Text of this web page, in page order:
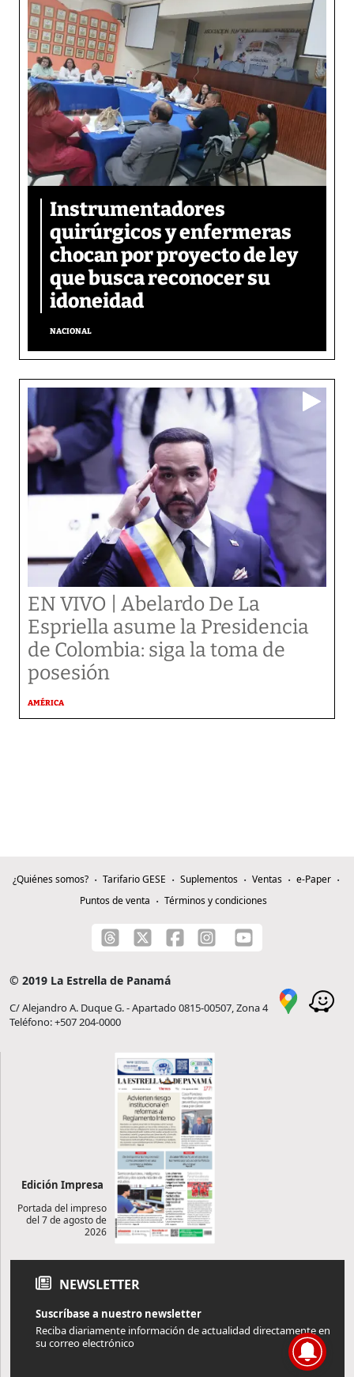
Instrumentadores
quirúrgicos y enfermeras
chocan por proyecto de ley
que busca reconocer su
idoneidad
NACIONAL
EN VIVO | Abelardo De La
Espriella asume la Presidencia
de Colombia: siga la toma de
posesión
AMÉRICA
¿Quiénes somos? Tarifario GESE Suplementos Ventas
e-Paper
Puntos de venta
Términos y condiciones
© 2019 La Estrella de Panamá
C/ Alejandro A. Duque G. - Apartado 0815-00507, Zona 4
Teléfono: +507 204-0000
Edición Impresa
Portada del impreso
del 7 de agosto de
2026
NEWSLETTER
Suscríbase a nuestro newsletter
Reciba diariamente información de actualidad directamente en
su correo electrónico